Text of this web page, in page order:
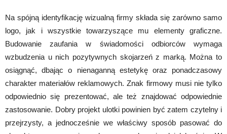
Na spójną identyfikację wizualną firmy składa się zarówno samo
logo, jak i wszystkie towarzyszące mu elementy graficzne.
Budowanie zaufania w świadomości odbiorców wymaga
wzbudzenia u nich pozytywnych skojarzeń z marką. Można to
osiągnąć, dbając o nienaganną estetykę oraz ponadczasowy
charakter materiałów reklamowych. Znak firmowy musi nie tylko
odpowiednio się prezentować, ale też znajdować odpowiednie
zastosowanie. Dobry projekt ulotki powinien być zatem czytelny i
przejrzysty, a jednocześnie we właściwy sposób pasować do